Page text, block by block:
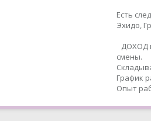
Есть
Эхидо,
ДОХОД
смены.
График
Опыт